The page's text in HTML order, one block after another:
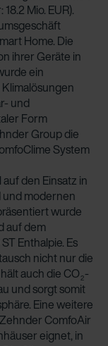
Mio. EUR).
Home. Die
ihrer Geräte in
ein
und
Form
Group die
System
den Einsatz in
modernen
wurde
auf dem
Enthalpie. Es
nicht nur die
auch die CO2-
und sorgt somit
Eine weitere
ComfoAir
eignet, in